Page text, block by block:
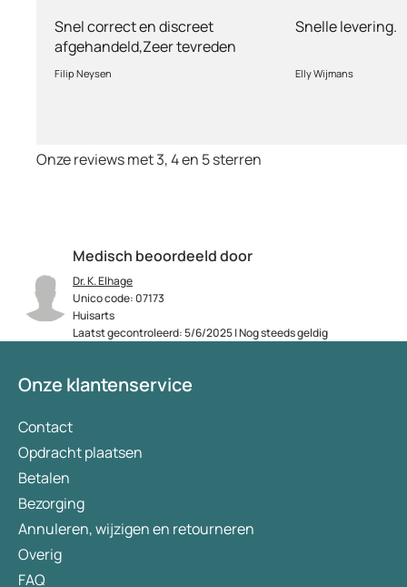
Medisch beoordeeld door
Dr. K. Elhage
Unico code: 07173
Huisarts
Laatst gecontroleerd: 5/6/2025 | Nog steeds geldig
Snel correct en discreet
afgehandeld,Zeer tevreden
met de service en patiënt
vriendelijkheid.Vermoedelijk
Filip Neysen
Snelle levering.
Elly Wijmans
Onze reviews met 3, 4 en 5 sterren
Onze klantenservice
Contact
Opdracht plaatsen
Betalen
Bezorging
Annuleren, wijzigen en retourneren
Overig
FAQ